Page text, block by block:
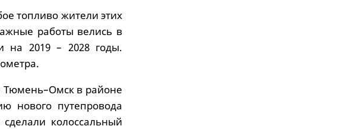
топливо жители этих
работы велись в
на 2019 – 2028 годы.
Тюмень–Омск в районе
нового путепровода
колоссальный